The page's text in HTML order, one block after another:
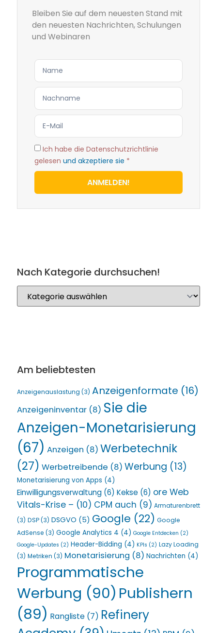
Bleiben Sie auf dem neuesten Stand mit
den neuesten Nachrichten, Schulungen
und Webinaren
Ich habe die Datenschutzrichtlinie
gelesen und akzeptiere sie *
ANMELDEN!
Nach Kategorie durchsuchen!
Am beliebtesten
Anzeigenauslastung (3) Anzeigenformate (16)
Anzeigeninventar (8) Sie die
Anzeigen-Monetarisierung
(67) Anzeigen (8) Werbetechnik
(27) Werbetreibende (8) Werbung (13)
Monetarisierung von Apps (4)
Einwilligungsverwaltung (6) Kekse (6) ore Web
Vitals-Krise – (10) CPM auch (9) Armaturenbrett
(3) DSP(3) DSGVO (5) Google (22) Google
AdSense (3) Google Analytics 4 (4) Google Entdecken (2)
Google-Updates (2) Header-Bidding (4) KPIs (2) Lazy Loading
(3) Metriken (3) Monetarisierung (8) Nachrichten (4)
Programmatische
Werbung (90) Publishern
(89) Rangliste (7) Refinery